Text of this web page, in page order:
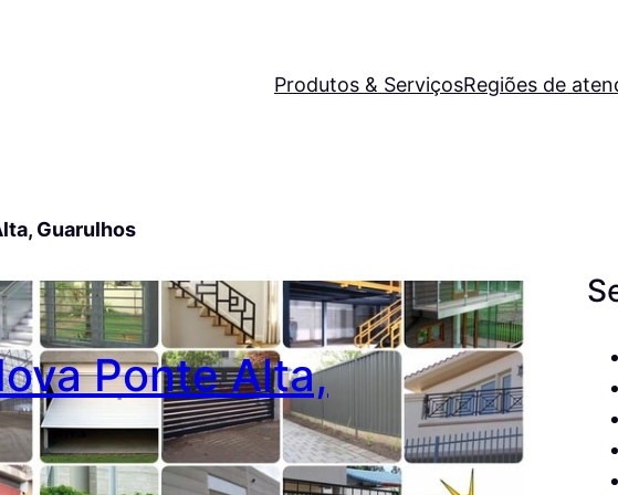
Produtos & ServiçosRegiões de
Guarulhos
Ponte Alta,